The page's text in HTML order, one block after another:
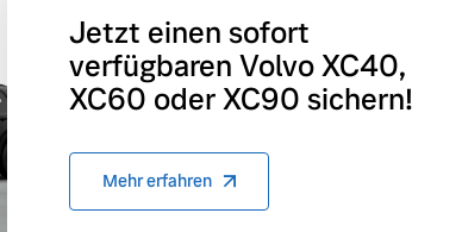
Jetzt einen sofort
verfügbaren Volvo XC40,
XC60 oder XC90 sichern!
Mehr erfahren